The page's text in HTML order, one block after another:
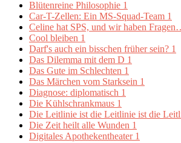
Blütenreine Philosophie 1
Car-T-Zellen: Ein MS-Squad-Team 1
Celine hat SPS, und wir haben
Cool bleiben 1
Darf's auch ein bisschen früher sein? 1
Das Dilemma mit dem D 1
Das Gute im Schlechten 1
Das Märchen vom Starksein 1
Diagnose: diplomatisch 1
Die Kühlschrankmaus 1
Die Leitlinie ist die Leitlinie ist die
Die Zeit heilt alle Wunden 1
Digitales Apothekentheater 1